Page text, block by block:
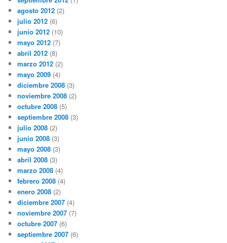
agosto 2012 (2)
julio 2012 (6)
junio 2012 (10)
mayo 2012 (7)
abril 2012 (8)
marzo 2012 (2)
mayo 2009 (4)
diciembre 2008 (3)
noviembre 2008 (2)
octubre 2008 (5)
septiembre 2008 (3)
julio 2008 (2)
junio 2008 (3)
mayo 2008 (3)
abril 2008 (3)
marzo 2008 (4)
febrero 2008 (4)
enero 2008 (2)
diciembre 2007 (4)
noviembre 2007 (7)
octubre 2007 (6)
septiembre 2007 (6)